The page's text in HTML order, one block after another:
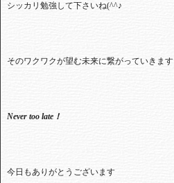
シッカリ勉強して下さいね(^^♪
そのワクワクが望む未来に繋がっていきます
Never too late ！
今日もありがとうございます